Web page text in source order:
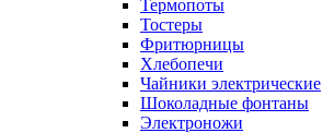
Термопоты
Тостеры
Фритюрницы
Хлебопечи
Чайники электрические
Шоколадные фонтаны
Электроножи